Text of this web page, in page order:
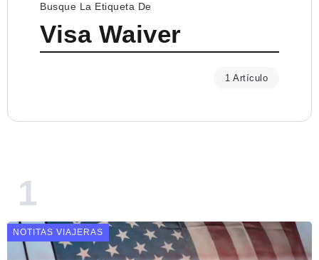
Busque La Etiqueta De
Visa Waiver
1 Artículo
NOTITAS VIAJERAS